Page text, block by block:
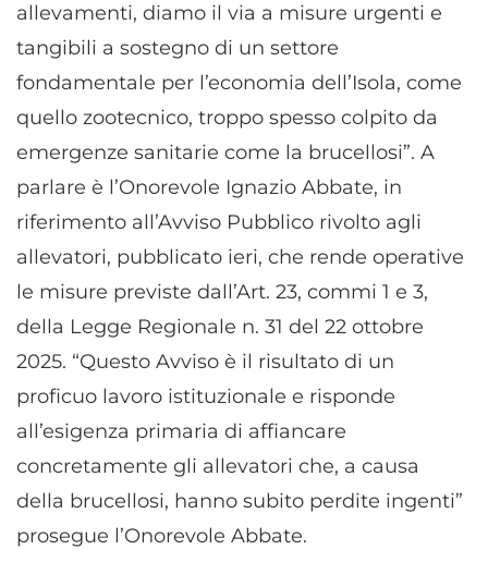
allevamenti, diamo il via a misure urgenti e
tangibili a sostegno di un settore
fondamentale per l’economia dell’Isola, come
quello zootecnico, troppo spesso colpito da
emergenze sanitarie come la brucellosi”. A
parlare è l’Onorevole Ignazio Abbate, in
riferimento all’Avviso Pubblico rivolto agli
allevatori, pubblicato ieri, che rende operative
le misure previste dall’Art. 23, commi 1 e 3,
della Legge Regionale n. 31 del 22 ottobre
2025. “Questo Avviso è il risultato di un
proficuo lavoro istituzionale e risponde
all’esigenza primaria di affiancare
concretamente gli allevatori che, a causa
della brucellosi, hanno subito perdite ingenti”
prosegue l’Onorevole Abbate.